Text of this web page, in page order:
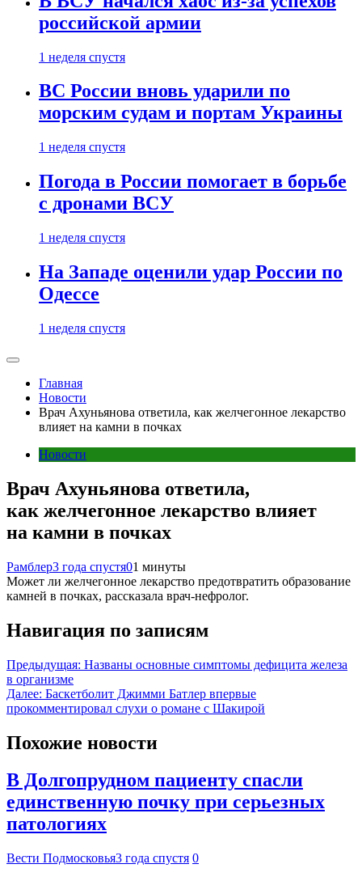
российской армии
1 неделя спустя
ВС России вновь ударили по
морским судам и портам Украины
1 неделя спустя
Погода в России помогает в борьбе
с дронами ВСУ
1 неделя спустя
На Западе оценили удар России по
Одессе
1 неделя спустя
Главная
Новости
Врач Ахуньянова ответила, как желчегонное лекарство
влияет на камни в почках
Новости
Врач Ахуньянова ответила,
как желчегонное лекарство влияет
на камни в почках
Рамблер3 года спустя01 минуты
Может ли желчегонное лекарство предотвратить образование
камней в почках, рассказала врач-нефролог.
Навигация по записям
Предыдущая: Названы основные симптомы дефицита железа
в организме
Далее: Баскетболит Джимми Батлер впервые
прокомментировал слухи о романе с Шакирой
Похожие новости
В Долгопрудном пациенту спасли
единственную почку при серьезных
патологиях
Вести Подмосковья3 года спустя 0